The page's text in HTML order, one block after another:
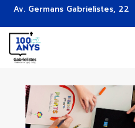
Av. Germans Gabrielistes, 22